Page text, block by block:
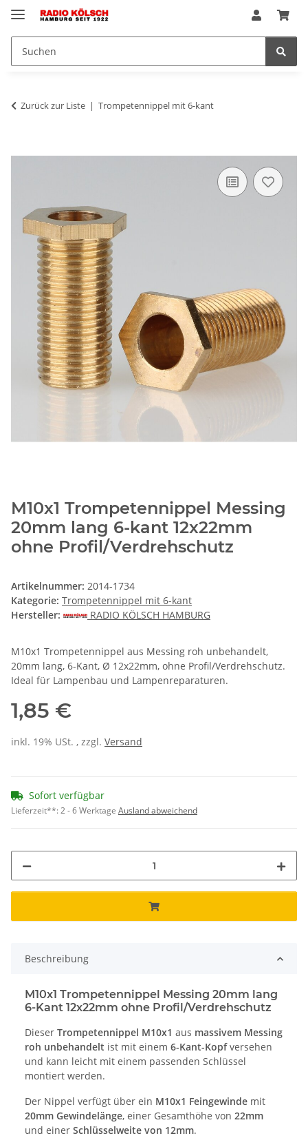
Zurück zur Liste Trompetennippel mit 6-kant
M10x1 Trompetennippel Messing
20mm lang 6-kant 12x22mm
ohne Profil/Verdrehschutz
Artikelnummer: 2014-1734
Kategorie: Trompetennippel mit 6-kant
Hersteller:
RADIO KÖLSCH HAMBURG
M10x1 Trompetennippel aus Messing roh unbehandelt,
20mm lang, 6-Kant, Ø 12x22mm, ohne Profil/Verdrehschutz.
Ideal für Lampenbau und Lampenreparaturen.
1,85 €
inkl. 19% USt. , zzgl. Versand
Sofort verfügbar
Lieferzeit**:2 - 6 Werktage Ausland abweichend
Beschreibung
M10x1 Trompetennippel Messing 20mm lang
6-Kant 12x22mm ohne Profil/Verdrehschutz
Dieser Trompetennippel M10x1 aus massivem Messing
roh unbehandelt ist mit einem 6-Kant-Kopfversehen
und kann leicht mit einem passenden Schlüssel
montiert werden.
Der Nippel verfügt über ein M10x1 Feingewinde mit
20mm Gewindelänge, einer Gesamthöhe von 22mm
und einer Schlüsselweite von 12mm.